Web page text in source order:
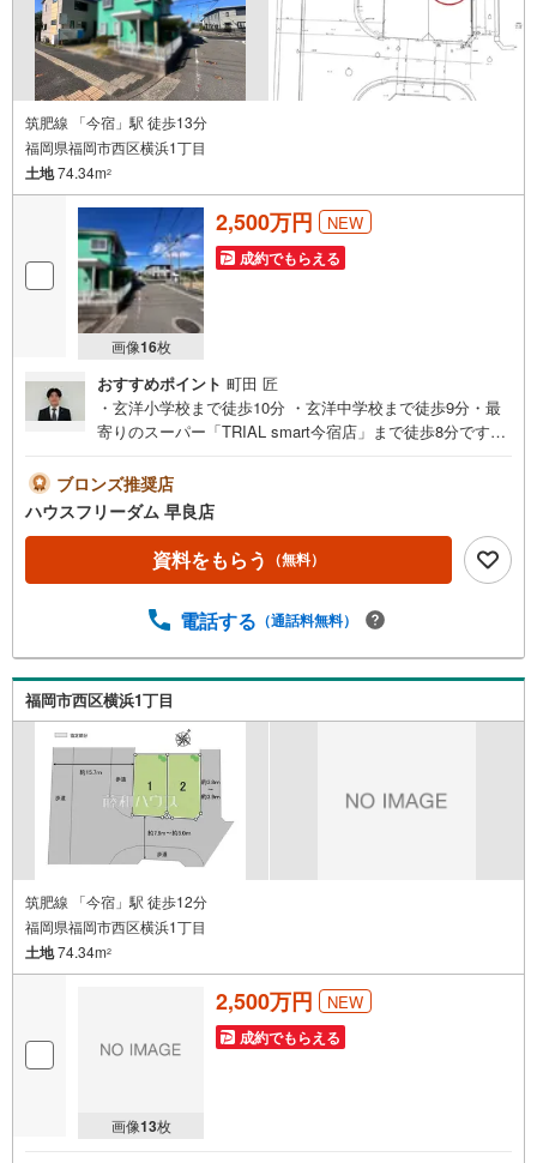
筑肥線 「今宿」駅 徒歩13分
福岡県福岡市西区横浜1丁目
土地74.34m2
画像16枚
2,500万円 NEW
成約でもらえる
おすすめポイント 町田 匠
・玄洋小学校まで徒歩10分 ・玄洋中学校まで徒歩9分・最
寄りのスーパー「TRIAL smart今宿店」まで徒歩8分ですハ
密着型の不動産会社として、早良区・西区・城南区・糸島
市の物件情報を多数取り扱っております。福岡県内に3店舗
ございますので、その他エリアの物件紹介ももちろん可能
でございます。スタッフにお家のことは何でもお聞き下さ
い。新築一戸建て・中古物件・土地など、数ある物件の中
のお客様へ現地のご案内可能でございます。営業時間 午前
す。上記スケジュール以外でもご案内可能でございます。
無料駐車スペースやキッズスペースもありますのでお子様
も一緒にご来店ください！まずはお気軽にお問い合わせく
ださい
ブロンズ推奨店
ハウスフリーダム 早良店
資料をもらう （無料）
電話する （通話料無料）
福岡市西区横浜1丁目
筑肥線 「今宿」駅 徒歩12分
福岡県福岡市西区横浜1丁目
土地74.34m2
画像13枚
2,500万円 NEW
成約でもらえる